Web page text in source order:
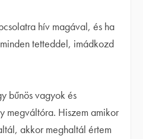
hív magával, és ha
tetteddel, imádkozd
bűnös vagyok és
megváltóra. Hiszem amikor
akkor meghaltál értem